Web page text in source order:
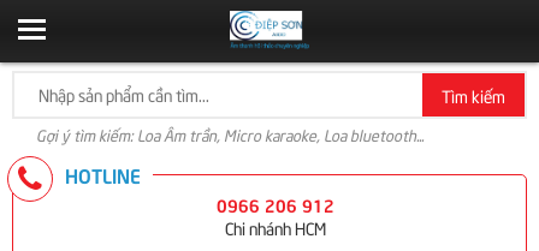
Tìm kiếm
Gợi ý tìm kiếm: Loa Âm trần, Micro karaoke, Loa bluetooth...
HOTLINE
0966 206 912
Chi nhánh HCM